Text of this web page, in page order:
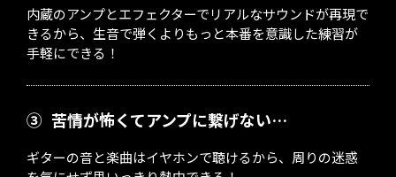
内蔵のアンプとエフェクターでリアルなサウンドが再現で
きるから、生音で弾くよりもっと本番を意識した練習が
手軽にできる！
③ 苦情が怖くてアンプに繋げない…
ギターの音と楽曲はイヤホンで聴けるから、周りの迷惑